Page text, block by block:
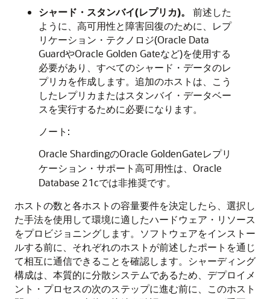
シャード・スタンバイ(レプリカ)。
前述した
ように、高可用性と障害回復のために、レプ
リケーション・テクノロジ(Oracle Data
GuardやOracle Golden Gateなど)を使用する
必要があり、すべてのシャード・データのレ
プリカを作成します。追加のホストは、こう
したレプリカまたはスタンバイ・データベー
スを実行するために必要になります。
ノート:
Oracle ShardingのOracle GoldenGateレプリ
ケーション・サポート高可用性は、Oracle
Database 21cでは非推奨です。
ホストの数と各ホストの容量要件を決定したら、選択し
た手法を使用して環境に適したハードウェア・リソース
をプロビジョニングします。ソフトウェアをインストー
ルする前に、それぞれのホストが前述したポートを通じ
て相互に通信できることを確認します。シャーディング
構成は、本質的に分散システムであるため、デプロイメ
ント・プロセスの次のステップに進む前に、このホスト